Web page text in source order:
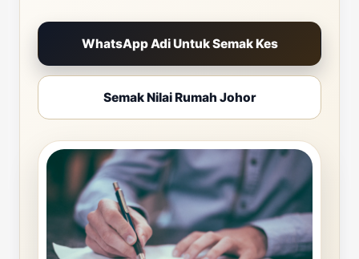
WhatsApp Adi Untuk Semak Kes
Semak Nilai Rumah Johor